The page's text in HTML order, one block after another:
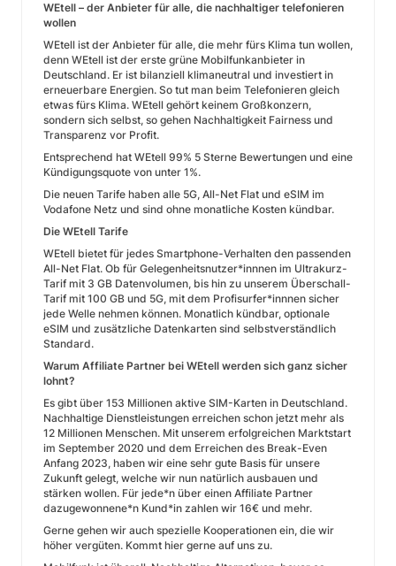
WEtell – der Anbieter für alle, die nachhaltiger telefonieren
wollen
WEtell ist der Anbieter für alle, die mehr fürs Klima tun wollen,
denn WEtell ist der erste grüne Mobilfunkanbieter in
Deutschland. Er ist bilanziell klimaneutral und investiert in
erneuerbare Energien. So tut man beim Telefonieren gleich
etwas fürs Klima. WEtell gehört keinem Großkonzern,
sondern sich selbst, so gehen Nachhaltigkeit Fairness und
Transparenz vor Profit.
Entsprechend hat WEtell 99% 5 Sterne Bewertungen und eine
Kündigungsquote von unter 1%.
Die neuen Tarife haben alle 5G, All-Net Flat und eSIM im
Vodafone Netz und sind ohne monatliche Kosten kündbar.
Die WEtell Tarife
WEtell bietet für jedes Smartphone-Verhalten den passenden
All-Net Flat. Ob für Gelegenheitsnutzer*innnen im Ultrakurz-
Tarif mit 3 GB Datenvolumen, bis hin zu unserem Überschall-
Tarif mit 100 GB und 5G, mit dem Profisurfer*innnen sicher
jede Welle nehmen können. Monatlich kündbar, optionale
eSIM und zusätzliche Datenkarten sind selbstverständlich
Standard.
Warum Affiliate Partner bei WEtell werden sich ganz sicher
lohnt?
Es gibt über 153 Millionen aktive SIM-Karten in Deutschland.
Nachhaltige Dienstleistungen erreichen schon jetzt mehr als
12 Millionen Menschen. Mit unserem erfolgreichen Marktstart
im September 2020 und dem Erreichen des Break-Even
Anfang 2023, haben wir eine sehr gute Basis für unsere
Zukunft gelegt, welche wir nun natürlich ausbauen und
stärken wollen. Für jede*n über einen Affiliate Partner
dazugewonnene*n Kund*in zahlen wir 16€ und mehr.
Gerne gehen wir auch spezielle Kooperationen ein, die wir
höher vergüten. Kommt hier gerne auf uns zu.